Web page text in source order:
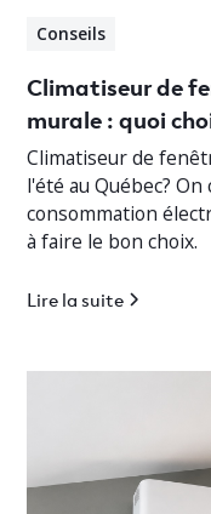
Conseils
Climatiseur de
murale : quoi
Climatiseur de
l'été au Québec?
consommation
à faire le bon choix.
Lire la suite